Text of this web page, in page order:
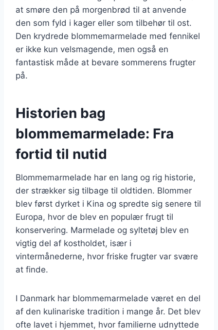
at smøre den på morgenbrød til at anvende
den som fyld i kager eller som tilbehør til ost.
Den krydrede blommemarmelade med fennikel
er ikke kun velsmagende, men også en
fantastisk måde at bevare sommerens frugter
på.
Historien bag
blommemarmelade: Fra
fortid til nutid
Blommemarmelade har en lang og rig historie,
der strækker sig tilbage til oldtiden. Blommer
blev først dyrket i Kina og spredte sig senere til
Europa, hvor de blev en populær frugt til
konservering. Marmelade og syltetøj blev en
vigtig del af kostholdet, især i
vintermånederne, hvor friske frugter var svære
at finde.
I Danmark har blommemarmelade været en del
af den kulinariske tradition i mange år. Det blev
ofte lavet i hjemmet, hvor familierne udnyttede